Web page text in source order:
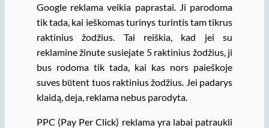
Google reklama veikia paprastai. Ji parodoma
tik tada, kai ieškomas turinys turintis tam tikrus
raktinius žodžius. Tai reiškia, kad jei su
reklamine žinute susiejate 5 raktinius žodžius, ji
bus rodoma tik tada, kai kas nors paieškoje
suves būtent tuos raktinius žodžius. Jei padarys
klaidą, deja, reklama nebus parodyta.
PPC (Pay Per Click) reklama yra labai patraukli